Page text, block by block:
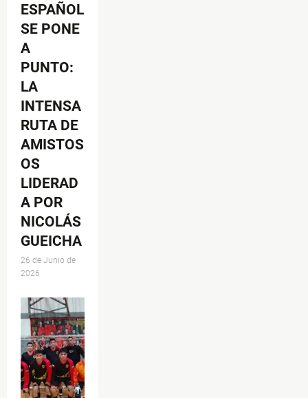
ESPAÑOL
SE PONE
A
PUNTO:
LA
INTENSA
RUTA DE
AMISTOS
OS
LIDERAD
A POR
NICOLÁS
GUEICHA
26 de Junio de
2026